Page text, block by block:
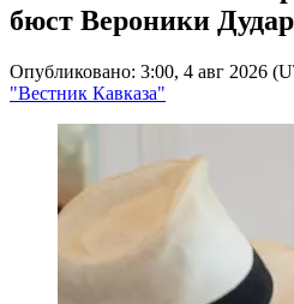
бюст Вероники
Опубликовано: 3:00, 4 авг 2026
"Вестник Кавказа"